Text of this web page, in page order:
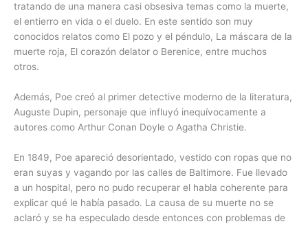
tratando de una manera casi obsesiva temas como la muerte,
el entierro en vida o el duelo. En este sentido son muy
conocidos relatos como El pozo y el péndulo, La máscara de la
muerte roja, El corazón delator o Berenice, entre muchos
otros.
Además, Poe creó al primer detective moderno de la literatura,
Auguste Dupin, personaje que influyó inequívocamente a
autores como Arthur Conan Doyle o Agatha Christie.
En 1849, Poe apareció desorientado, vestido con ropas que no
eran suyas y vagando por las calles de Baltimore. Fue llevado
a un hospital, pero no pudo recuperar el habla coherente para
explicar qué le había pasado. La causa de su muerte no se
aclaró y se ha especulado desde entonces con problemas de